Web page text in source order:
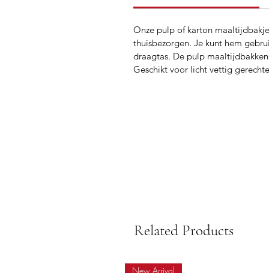
Related Products
New Arrival
Onze pulp of karton
thuisbezorgen. Je kunt hem
draagtas. De pulp
Geschikt voor licht vettig